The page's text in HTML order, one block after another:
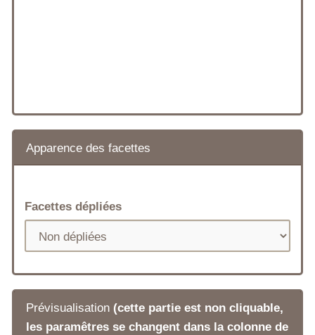
Apparence des facettes
Facettes dépliées
Prévisualisation (cette partie est non cliquable,
les paramêtres se changent dans la colonne de